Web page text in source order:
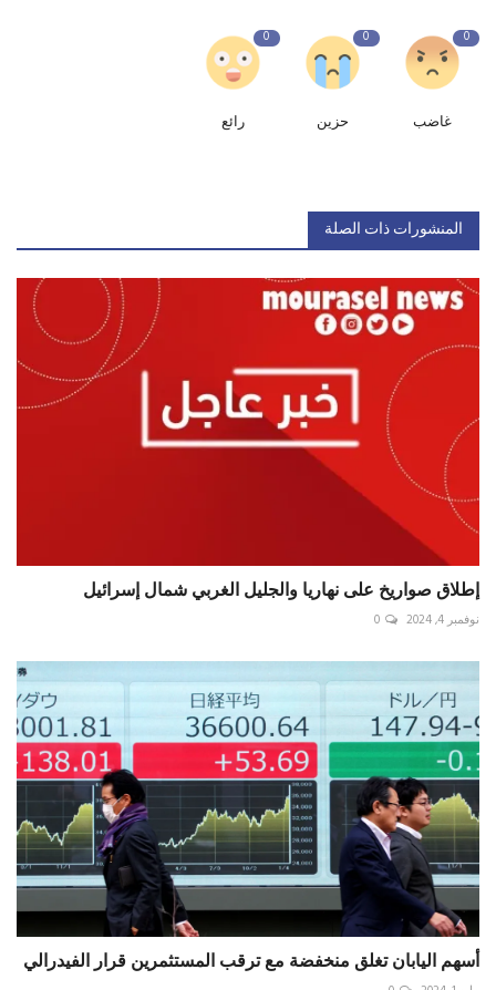
0
غاضب
0
حزين
0
رائع
المنشورات ذات الصلة
إطلاق صواريخ على ‎نهاريا والجليل الغربي شمال ‎إسرائيل
نوفمبر 4, 2024 0
أسهم اليابان تغلق منخفضة مع ترقب المستثمرين قرار الفيدرالي